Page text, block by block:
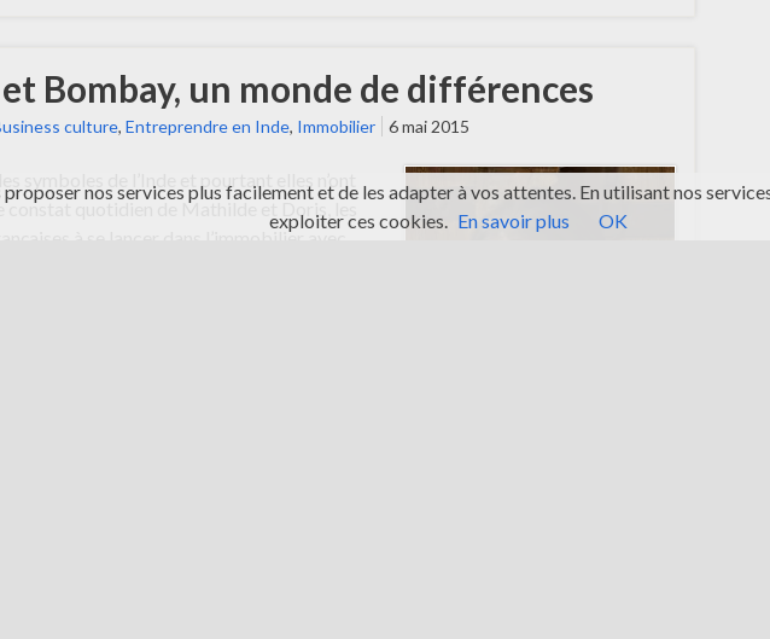
Bombay, un monde de différences
culture, Entreprendre en Inde, Immobilier 6 mai 2015
constat quotidien de Mathilde et Doris, les
à se lancer dans l’immobilier avec
nos services plus facilement et de les adapter à vos attentes. En utilisant nos
exploiter ces cookies. En savoir plus OK